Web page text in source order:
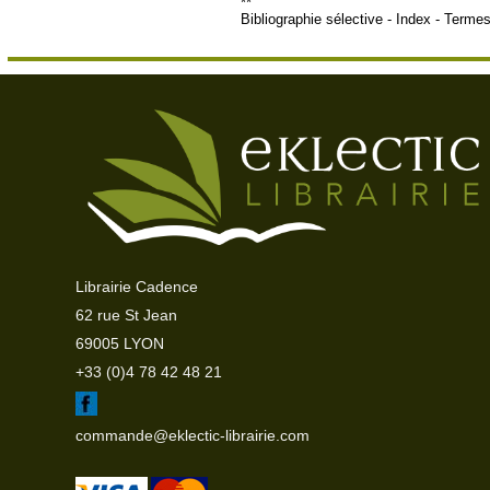
Bibliographie sélective - Index -
Librairie Cadence
62 rue St Jean
69005 LYON
+33 (0)4 78 42 48 21
commande@eklectic-librairie.com